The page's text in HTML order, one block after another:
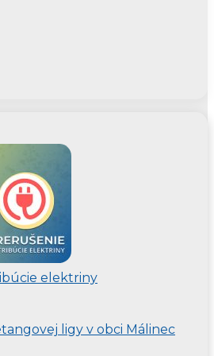
elektriny
ligy v obci Málinec